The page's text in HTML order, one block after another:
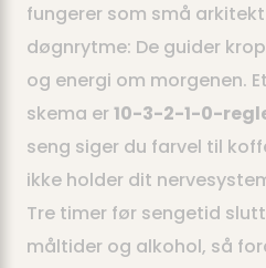
fungerer som små
døgnrytme: De guider
og energi om morgenen.
skema er10-3-2-1-0-
seng siger du farvel til
ikke holder dit
Tre timer før sengetid
måltider og alkohol, så